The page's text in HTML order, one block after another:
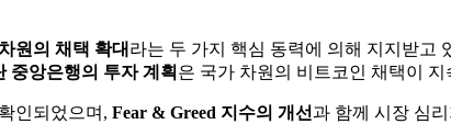
원의 채택 확대 라는 두 가지 핵심 동력에 의해 지지받고
중앙은행의 투자 계획 은 국가 차원의 비트코인 채택이
인되었으며, Fear & Greed 지수의 개선과 함께 시장 심